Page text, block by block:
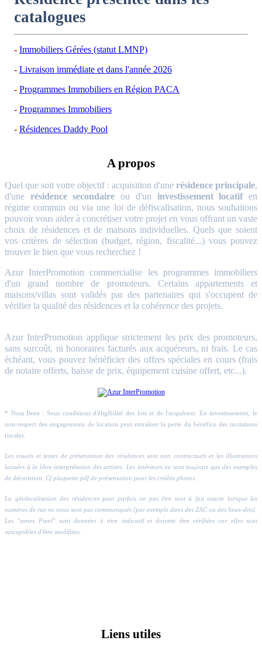
catalogues
Immobiliers Gérées (statut LMNP)
Livraison immédiate et dans l'année 2026
Programmes Immobiliers en Région PACA
Programmes Immobiliers
Résidences Daddy Pool
A propos
Quel que soit votre objectif : acquisition d'une résidence principale,
d'une résidence secondaire ou d'un investissement locatifen
régime commun ou via une loi de défiscalisation, nous souhaitons
pouvoir vous aider à concrétiser votre projet en vous offrant un vaste
choix de résidences et de maisons individuelles. Quels que soient
vos critères de sélection (budget, région, fiscalité...) vous pouvez
trouver le bien que vous recherchez !
Azur InterPromotion commercialise les programmes immobiliers
d'un grand nombre de promoteurs. Certains appartements et
maisons/villas sont validés par des partenaires qui s'occupent de
vérifier la qualité des résidences et la cohérence des projets.
Azur InterPromotion applique strictement les prix des promoteurs,
sans surcoût, ni honoraires facturés aux acquéreurs, ni frais. Le cas
échéant, vous pouvez bénéficier des offres spéciales en cours (frais
de notaire offerts, baisse de prix, équipement cuisine offert, etc...).
* Nota Bene : Sous conditions d'éligibilité des lots et de l'acquéreur. En investissement, le
non-respect des engagements de location peut entraîner la perte du bénéfice des incitations
fiscales.
Les visuels et textes de présentation des résidences sont non contractuels et les illustrations
laissées à la libre interprétation des artistes. Les intérieurs ne sont toujours que des exemples
de décoration. Cf plaquette pdf de présentation pour les crédits photos.
La géolocalisation des résidences peut parfois ne pas être tout à fait exacte lorsque les
numéros de rue ne nous sont pas communiqués (par exemple dans des ZAC ou des lieux-dits).
Les "zones Pinel" sont données à titre indicatif et doivent être vérifiées car elles sont
susceptibles d'être modifiées.
Liens utiles